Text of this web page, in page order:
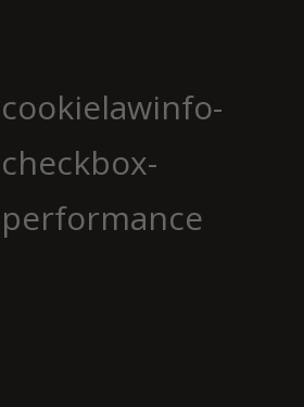
cookielawinfo-
checkbox-
performance